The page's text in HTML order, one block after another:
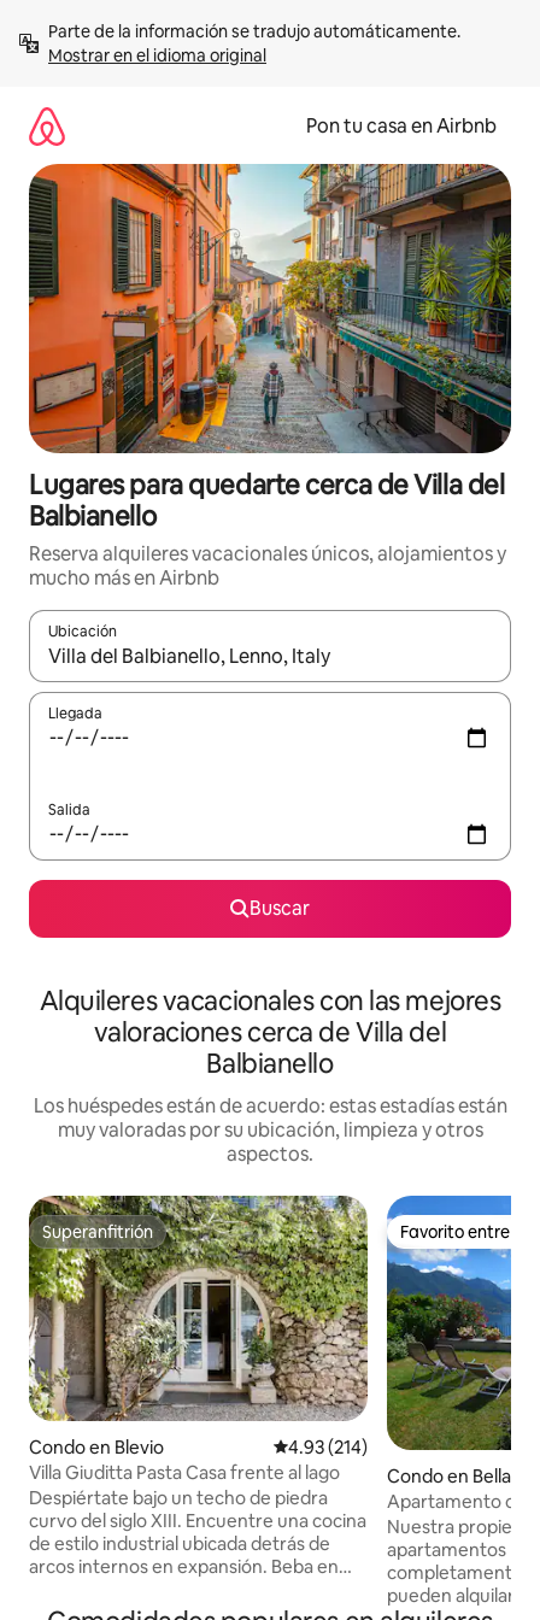
contenidoMostrar en el idioma original
Pon tu casa en Airbnb
Lugares para quedarte cerca de Villa del
Balbianello
Reserva alquileres vacacionales únicos, alojamientos y
mucho más en Airbnb
Ubicación
Cuando los resultados estén disponibles, navega con las
Llegada
Salida
Buscar
Alquileres vacacionales con las mejores
valoraciones cerca de Villa del
Balbianello
Los huéspedes están de acuerdo: estas estadías están
muy valoradas por su ubicación, limpieza y otros
aspectos.
Superanfitrión
Superanfitrión
Condo en Blevio Calificación promedio: 4.93 de
4.93 (214)
Villa Giuditta Pasta Casa frente al lago
Despiértate bajo un techo de piedra
curvo del siglo XIII. Encuentre una cocina
de estilo industrial ubicada detrás de
arcos internos en expansión. Beba en
desde una hamaca sombreada. Diríjase
Favorito entre
Favorito entre
Condo en Bellagio
Apartamento con
jardín y
Nuestra
apartamentos
completamente
pueden alquilar